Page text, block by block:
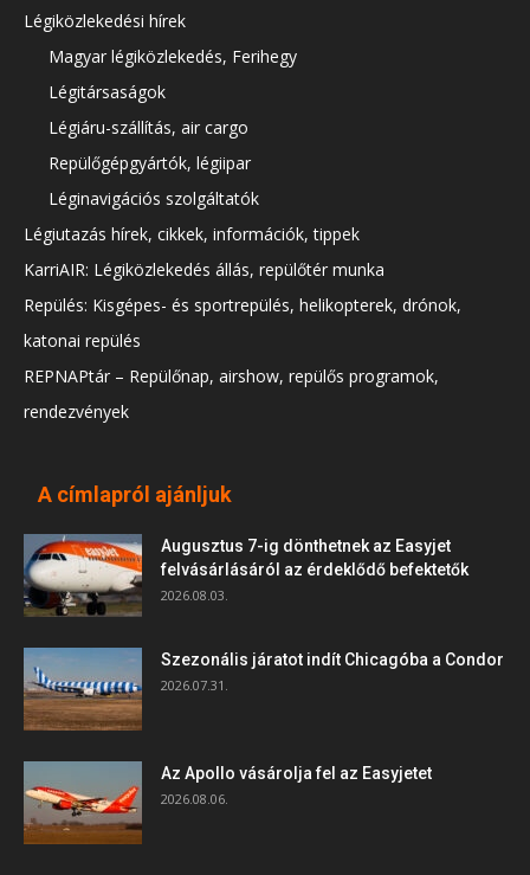
Légiközlekedési hírek
Magyar légiközlekedés, Ferihegy
Légitársaságok
Légiáru-szállítás, air cargo
Repülőgépgyártók, légiipar
Léginavigációs szolgáltatók
Légiutazás hírek, cikkek, információk, tippek
KarriAIR: Légiközlekedés állás, repülőtér munka
Repülés: Kisgépes- és sportrepülés, helikopterek, drónok,
katonai repülés
REPNAPtár – Repülőnap, airshow, repülős programok,
rendezvények
A címlapról ajánljuk
Augusztus 7-ig dönthetnek az Easyjet
felvásárlásáról az érdeklődő befektetők
2026.08.03.
Szezonális járatot indít Chicagóba a Condor
2026.07.31.
Az Apollo vásárolja fel az Easyjetet
2026.08.06.